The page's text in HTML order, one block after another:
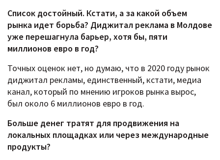
Список достойный. Кстати, а за какой объем
рынка идет борьба? Диджитал реклама в Молдове
уже перешагнула барьер, хотя бы, пяти
миллионов евро в год?
Точных оценок нет, но думаю, что в 2020 году рынок
диджитал рекламы, единственный, кстати, медиа
канал, который по мнению игроков рынка вырос,
был около 6 миллионов евро в год.
Больше денег тратят для продвижения на
локальных площадках или через международные
продукты?